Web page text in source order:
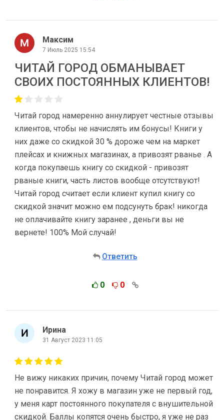
Максим
7 Июль 2025 15:54
ЧИТАЙ ГОРОД ОБМАНЫВАЕТ
СВОИХ ПОСТОЯННЫХ КЛИЕНТОВ!
Читай город намеренно аннулирует честные отзывы
клиентов, чтобы не начислять им бонусы! Книги у
них даже со скидкой 30 % дороже чем на маркет
плейсах и книжных магазинах, а привозят рванье . А
когда покупаешь книгу со скидкой - привозят
рваные книги, часть листов вообще отсутствуют!
Читай город считает если клиент купил книгу со
скидкой значит можно ем подсунуть брак! никогда
не оплачивайте книгу заранее , деньги вы не
вернете! 100% Мой случай!
Ответить
0 0
Ирина
31 Август 2023 11:05
Не вижу никаких причин, почему Читай город может
не понравится. Я хожу в магазин уже не первый год,
у меня карт постоянного покупателя с внушительной
скидкой. Баллы копятся очень быстро, я уже не раз